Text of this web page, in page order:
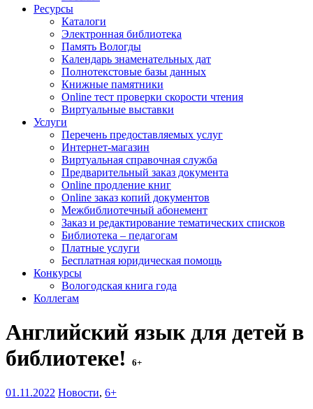
Ресурсы
Каталоги
Электронная библиотека
Память Вологды
Календарь знаменательных дат
Полнотекстовые базы данных
Книжные памятники
Online тест проверки скорости чтения
Виртуальные выставки
Услуги
Перечень предоставляемых услуг
Интернет-магазин
Виртуальная справочная служба
Предварительный заказ документа
Online продление книг
Online заказ копий документов
Межбиблиотечный абонемент
Заказ и редактирование тематических списков
Библиотека – педагогам
Платные услуги
Бесплатная юридическая помощь
Конкурсы
Вологодская книга года
Коллегам
Английский язык для детей в
библиотеке!
6+
01.11.2022 Новости, 6+